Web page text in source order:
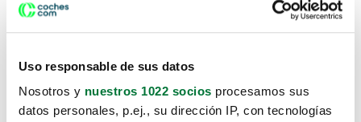
Uso responsable de sus datos
Nosotros y nuestros 1022 socios procesamos sus
datos personales, p.ej., su dirección IP, con tecnologías